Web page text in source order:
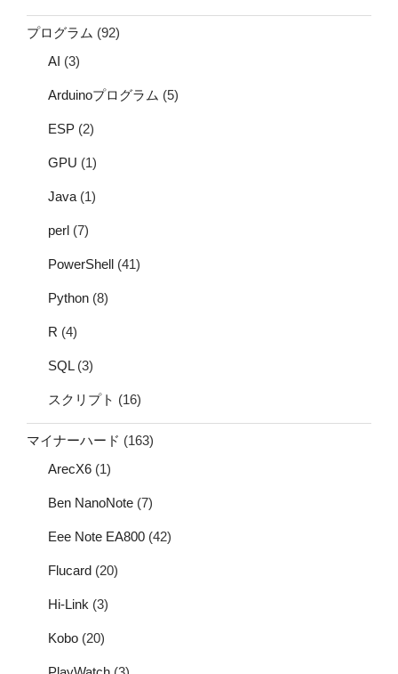
プログラム (92)
AI (3)
Arduinoプログラム (5)
ESP (2)
GPU (1)
Java (1)
perl (7)
PowerShell (41)
Python (8)
R (4)
SQL(3)
スクリプト (16)
マイナーハード (163)
ArecX6 (1)
Ben NanoNote (7)
Eee Note EA800 (42)
Flucard (20)
Hi-Link (3)
Kobo (20)